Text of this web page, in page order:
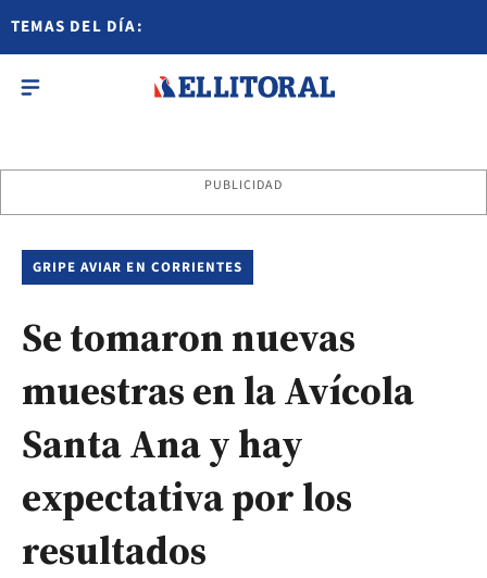
TEMAS DEL DÍA:
PUBLICIDAD
GRIPE AVIAR EN CORRIENTES
Se tomaron nuevas
muestras en la Avícola
Santa Ana y hay
expectativa por los
resultados